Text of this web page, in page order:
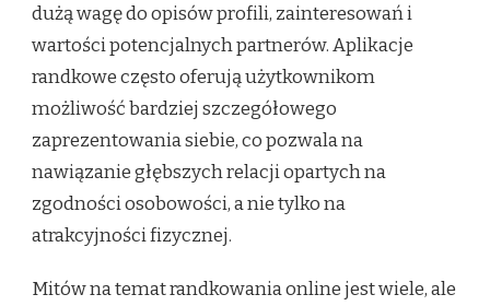
dużą wagę do opisów profili, zainteresowań i
wartości potencjalnych partnerów. Aplikacje
randkowe często oferują użytkownikom
możliwość bardziej szczegółowego
zaprezentowania siebie, co pozwala na
nawiązanie głębszych relacji opartych na
zgodności osobowości, a nie tylko na
atrakcyjności fizycznej.
Mitów na temat randkowania online jest wiele, ale